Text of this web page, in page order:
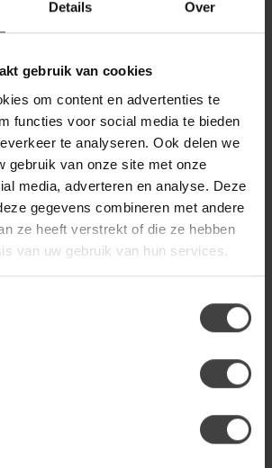
Details Over
gebruik van cookies
om content en advertenties te
functies voor social media te bieden
te analyseren. Ook delen we
gebruik van onze site met onze
media, adverteren en analyse. Deze
gegevens combineren met andere
ze heeft verstrekt of die ze hebben
van uw gebruik van hun services.
Gewassen Fluweel
Hoekbank
Fluweel €2.299,00
Hoekbank
over dit product?
bij de bestelling? Neem gerust contact